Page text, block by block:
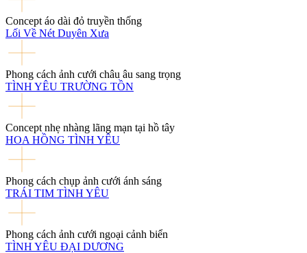
Concept áo dài đỏ truyền thống
Lối Về Nét Duyên Xưa
Phong cách ảnh cưới châu âu sang trọng
TÌNH YÊU TRƯỜNG TỒN
Concept nhẹ nhàng lãng mạn tại hồ tây
HOA HỒNG TÌNH YÊU
Phong cách chụp ảnh cưới ánh sáng
TRÁI TIM TÌNH YÊU
Phong cách ảnh cưới ngoại cảnh biển
TÌNH YÊU ĐẠI DƯƠNG